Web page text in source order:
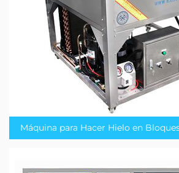
Máquina para Hacer Hielo en